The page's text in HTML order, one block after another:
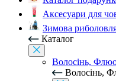
Аксесуари для
Зимова
Каталог
Волосінь,
Волосінь,